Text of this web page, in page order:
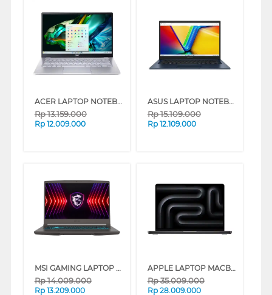
ACER LAPTOP NOTEBOOK SWIFT GO SFG14-41-R3ZH AMD RYZEN 7-7730U
Rp13.159.000
Rp 12.009.000
ASUS LAPTOP NOTEBOOK VIVOBOOK 14 A1404VAP-VIPS5151M INTEL CORE 5 120U
Rp15.109.000
Rp 12.109.000
MSI GAMING LAPTOP NOTEBOOK THIN A15 B7UC AMD R7-7735HS
Rp14.009.000
Rp 13.209.000
APPLE LAPTOP MACBOOK PRO 14 INCH M3 CHIP 11-CORE CPU MRX33ID/A
Rp35.009.000
Rp 28.009.000